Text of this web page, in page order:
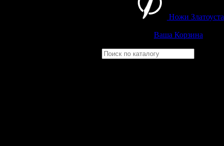
Ножи Златоуста
Ваша Корзина